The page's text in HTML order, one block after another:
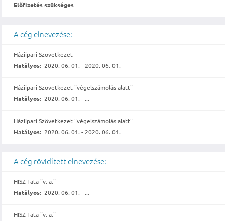
Előfizetés szükséges
A cég elnevezése:
Háziipari Szövetkezet
Hatályos: 2020. 06. 01. - 2020. 06. 01.
Háziipari Szövetkezet "végelszámolás alatt"
Hatályos: 2020. 06. 01. - ...
Háziipari Szövetkezet "végelszámolás alatt"
Hatályos: 2020. 06. 01. - 2020. 06. 01.
A cég rövidített elnevezése:
HISZ Tata "v. a."
Hatályos: 2020. 06. 01. - ...
HISZ Tata "v. a."